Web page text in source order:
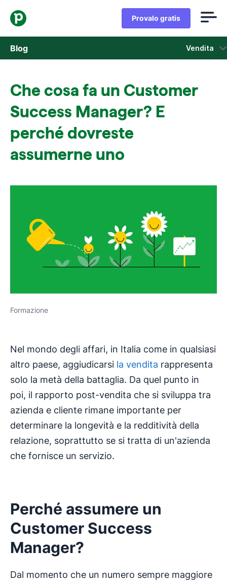
Provalo gratis
Blog Vendita
Marketing
Aggiornamenti di prodotto
Casi di studio
Si apre in una nuova finestra
Che cosa fa un Customer
Success Manager? E
perché dovreste
assumerne uno
Formazione
Nel mondo degli affari, in Italia come in qualsiasi
altro paese, aggiudicarsi la vendita rappresenta
solo la metà della battaglia. Da quel punto in
poi, il rapporto post-vendita che si sviluppa tra
azienda e cliente rimane importante per
determinare la longevità e la redditività della
relazione, soprattutto se si tratta di un'azienda
che fornisce un servizio.
Perché assumere un
Customer Success
Manager?
Dal momento che un numero sempre maggiore